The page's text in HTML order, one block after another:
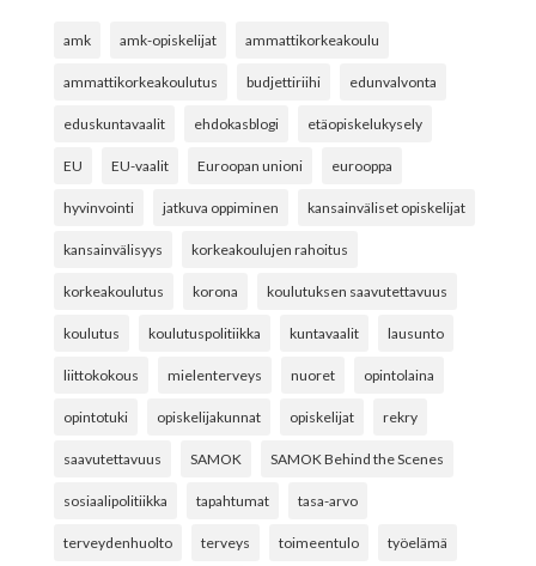
amk amk-opiskelijat ammattikorkeakoulu
ammattikorkeakoulutus budjettiriihi edunvalvonta
eduskuntavaalit ehdokasblogi etäopiskelukysely
EU EU-vaalit Euroopan unioni eurooppa
hyvinvointi jatkuva oppiminen kansainväliset opiskelijat
kansainvälisyys korkeakoulujen rahoitus
korkeakoulutus korona koulutuksen saavutettavuus
koulutus koulutuspolitiikka kuntavaalit lausunto
liittokokous mielenterveys nuoret opintolaina
opintotuki opiskelijakunnat opiskelijat rekry
saavutettavuus SAMOK SAMOK Behind the Scenes
sosiaalipolitiikka tapahtumat tasa-arvo
terveydenhuolto terveys toimeentulo työelämä